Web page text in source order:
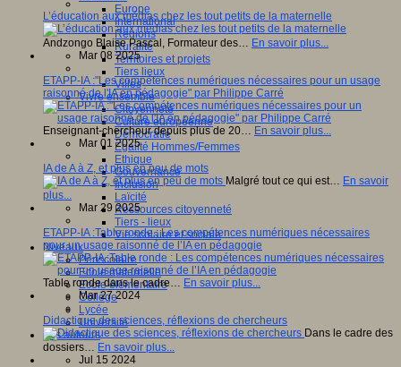
Europe
International
Régions
Ruralité
Territoires et projets
Tiers lieux
Villes
Vivre ensemble
Citoyenneté
Culture européenne
Démocratie
Egalité Hommes/Femmes
Ethique
Gouvernance
Inclusion
Laïcité
Ressources citoyenneté
Tiers - lieux
Vie scolaire et sociale
Niveaux
Périscolaire
Ecole maternelle
Ecole élémentaire
Collège
Lycée
Université
Les auteurs
L’éducation aux médias chez les tout petits de la maternelle
Andzongo Blaise Pascal, Formateur des… En savoir plus...
Mar 08 2025
ETAPP-IA :"Les compétences numériques nécessaires pour un usage
raisonné de l'IA en pédagogie" par Philippe Carré
Enseignant-chercheur depuis plus de 20… En savoir plus...
Mar 01 2025
IA de A à Z, et plus en peu de mots
Malgré tout ce qui est… En savoir
plus...
Mar 29 2025
ETAPP-IA :Table ronde : Les compétences numériques nécessaires
pour un usage raisonné de l’IA en pédagogie
Table ronde dans le cadre… En savoir plus...
Mar 27 2024
Didactique des sciences, réflexions de chercheurs
Dans le cadre des
dossiers… En savoir plus...
Jul 15 2024